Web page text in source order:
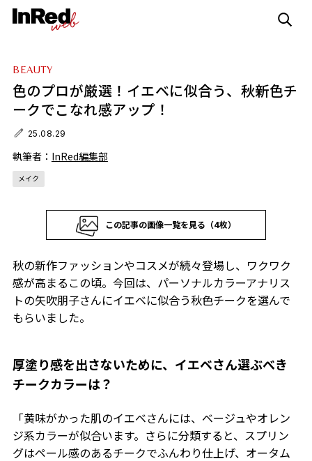
BEAUTY
色のプロが厳選！イエベに似合う、秋新色チ
ークでこなれ感アップ！
25.08.29
執筆者： InRed編集部
メイク
この記事の画像一覧を見る（4枚）
秋の新作ファッションやコスメが続々登場し、ワクワク
感が高まるこの頃。今回は、パーソナルカラーアナリス
トの矢吹朋子さんにイエベに似合う秋色チークを選んで
もらいました。
厚塗り感を出さないために、イエベさん選ぶべき
チークカラーは？
「黄味がかった肌のイエベさんには、ベージュやオレン
ジ系カラーが似合います。さらに分類すると、スプリン
グはペール感のあるチークでふんわり仕上げ、オータム